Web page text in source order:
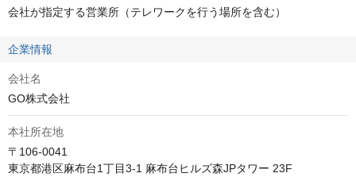
会社が指定する営業所（テレワークを行う場所を含む）
企業情報
会社名
GO株式会社
本社所在地
〒106-0041
東京都港区麻布台1丁目3-1 麻布台ヒルズ森JPタワー 23F